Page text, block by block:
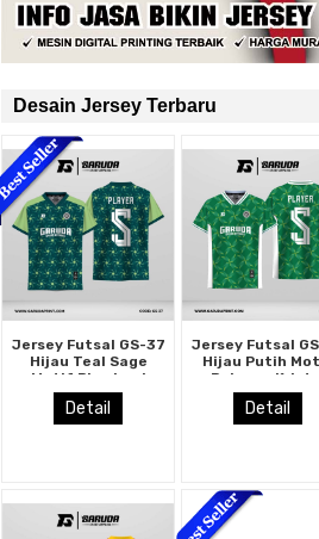
Desain Jersey Terbaru
Jersey Futsal GS-37
Hijau Teal Sage
Motif Pinwheel
Spiral Abstrak yang
Fresh
Detail
Jersey Futsal
Hijau Putih
Polygon
dengan Aksen
Starburst Lime
Detail